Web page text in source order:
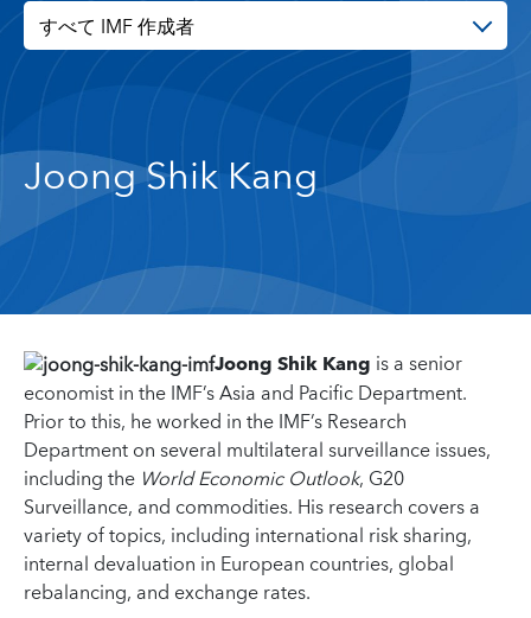
すべて IMF 作成者
Joong Shik Kang
Joong Shik Kang is a senior
economist in the IMF’s Asia and Pacific Department.
Prior to this, he worked in the IMF’s Research
Department on several multilateral surveillance issues,
including the World Economic Outlook, G20
Surveillance, and commodities. His research covers a
variety of topics, including international risk sharing,
internal devaluation in European countries, global
rebalancing, and exchange rates.